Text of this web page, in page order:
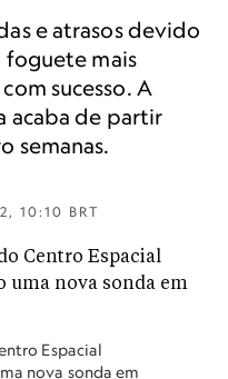
e atrasos devido
foguete mais
sucesso. A
acaba de partir
semanas.
10:10 BRT
Espacial
nova sonda em